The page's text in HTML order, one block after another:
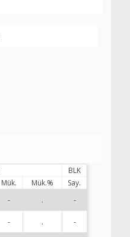
BLK
Mük. Mük.% Say.
- . -
- . -